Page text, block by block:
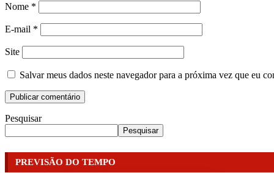
Nome *
E-mail *
Site
Salvar meus dados neste navegador para a próxima vez que eu
Pesquisar
Pesquisar
PREVISÃO DO TEMPO